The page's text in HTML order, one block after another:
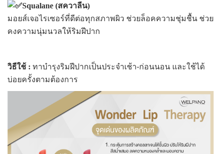
Squalane (สควาลีน)
มอยส์เจอไรเซอร์ที่ดีต่อทุกสภาพผิว ช่วยล็อคความชุ่มชื้น ช่วย
คงความนุ่มนวลให้ริมฝีปาก
วิธีใช้ : ทาบำรุงริมฝีปากเป็นประจำเช้า-ก่อนนอน และใช้ได้
บ่อยครั้งตามต้องการ